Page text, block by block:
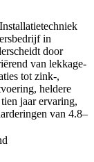
in
door
van lekkage-
tot zink-,
heldere
jaar ervaring,
van 4.8–